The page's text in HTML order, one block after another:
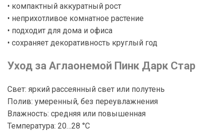
• компактный аккуратный рост
• неприхотливое комнатное растение
• подходит для дома и офиса
• сохраняет декоративность круглый год
Уход за Аглаонемой Пинк Дарк Стар
Свет: яркий рассеянный свет или полутень
Полив: умеренный, без переувлажнения
Влажность: средняя или повышенная
Температура: 20…28 °C